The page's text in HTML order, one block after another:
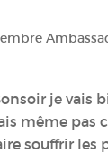
je vais
même pas
souffrir les